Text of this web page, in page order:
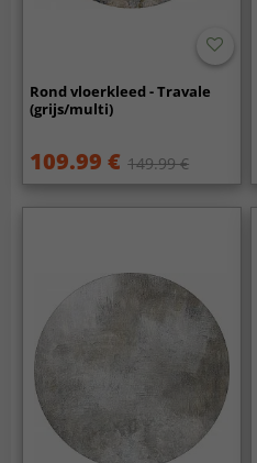
Rond vloerkleed - Travale
(grijs/multi)
109.99 € 149.99 €